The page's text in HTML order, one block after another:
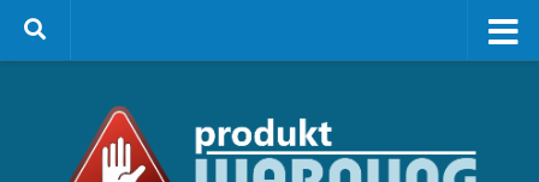
Zum Inhalt springen